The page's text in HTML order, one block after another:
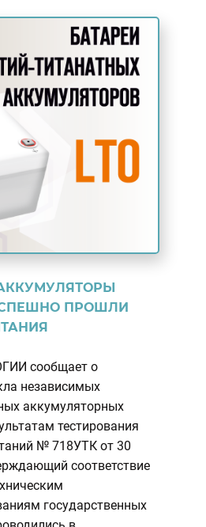
ПРОШЛИ
сообщает о
независимых
аккумуляторных
тестирования
№ 718УТК от 30
соответствие
государственных